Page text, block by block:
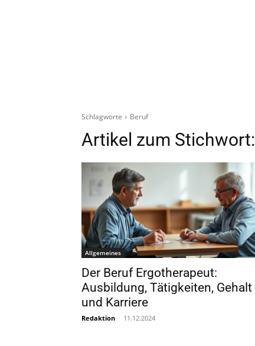
Schlagworte Beruf
Artikel zum Stichwort:
Allgemeines
Der Beruf Ergotherapeut:
Ausbildung, Tätigkeiten, Gehalt
und Karriere
Redaktion - 11.12.2024